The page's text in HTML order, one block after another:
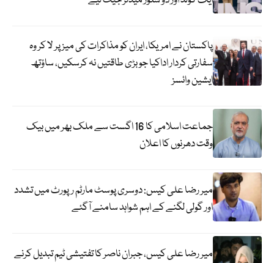
پاکستان نے امریکا، ایران کو مذاکرات کی میز پر لا کر وہ
سفارتی کردار اداکیا جو بڑی طاقتیں نہ کرسکیں، ساؤتھ
ایشین وائسز
جماعت اسلامی کا 16 اگست سے ملک بھر میں بیک
وقت دھرنوں کا اعلان
میر رضا علی کیس: دوسری پوسٹ مارٹم رپورٹ میں تشدد
اور گولی لگنے کے اہم شواہد سامنے آگئے
میر رضا علی کیس، جبران ناصر کا تفتیشی ٹیم تبدیل کرنے